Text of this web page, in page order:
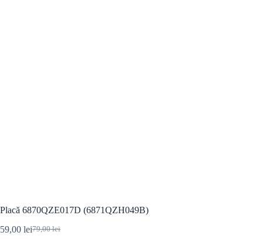
Placă 6870QZE017D (6871QZH049B)
79,00lei
Prețul
59,00 leiPrețul